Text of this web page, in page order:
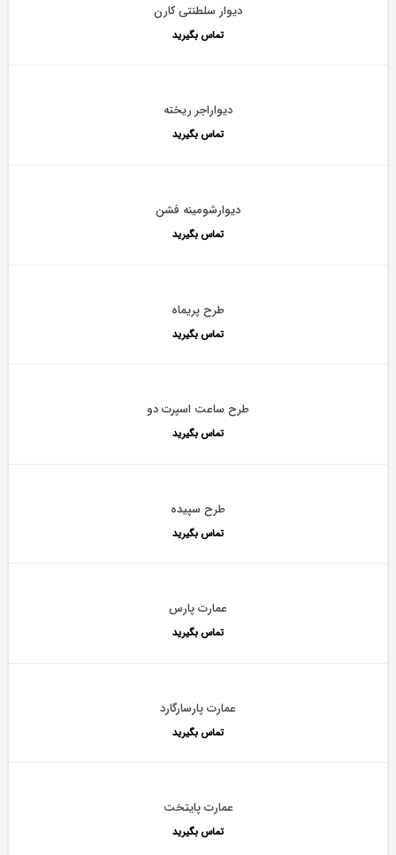
دیوار سلطنتی کارن
تماس بگیرید
دیواراجر ریخته
تماس بگیرید
دیوارشومینه فشن
تماس بگیرید
طرح پریماه
تماس بگیرید
طرح ساعت اسپرت دو
تماس بگیرید
طرح سپیده
تماس بگیرید
عمارت پارس
تماس بگیرید
عمارت پارسارگارد
تماس بگیرید
عمارت پایتخت
تماس بگیرید